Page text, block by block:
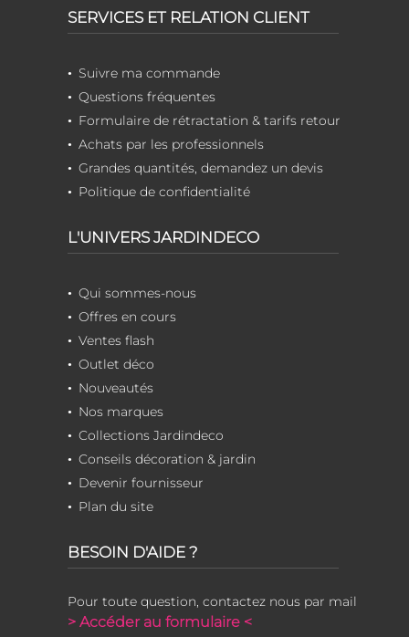
SERVICES ET RELATION CLIENT
Suivre ma commande
Questions fréquentes
Formulaire de rétractation & tarifs retour
Achats par les professionnels
Grandes quantités, demandez un devis
Politique de confidentialité
L'UNIVERS JARDINDECO
Qui sommes-nous
Offres en cours
Ventes flash
Outlet déco
Nouveautés
Nos marques
Collections Jardindeco
Conseils décoration & jardin
Devenir fournisseur
Plan du site
BESOIN D'AIDE ?
Pour toute question, contactez nous par mail
> Accéder au formulaire <